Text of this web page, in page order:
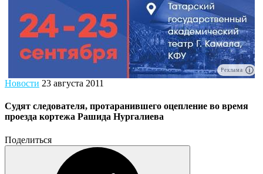
Реклама
Новости 23 августа 2011
Судят следователя, протаранившего оцепление во время
проезда кортежа Рашида Нургалиева
Поделиться